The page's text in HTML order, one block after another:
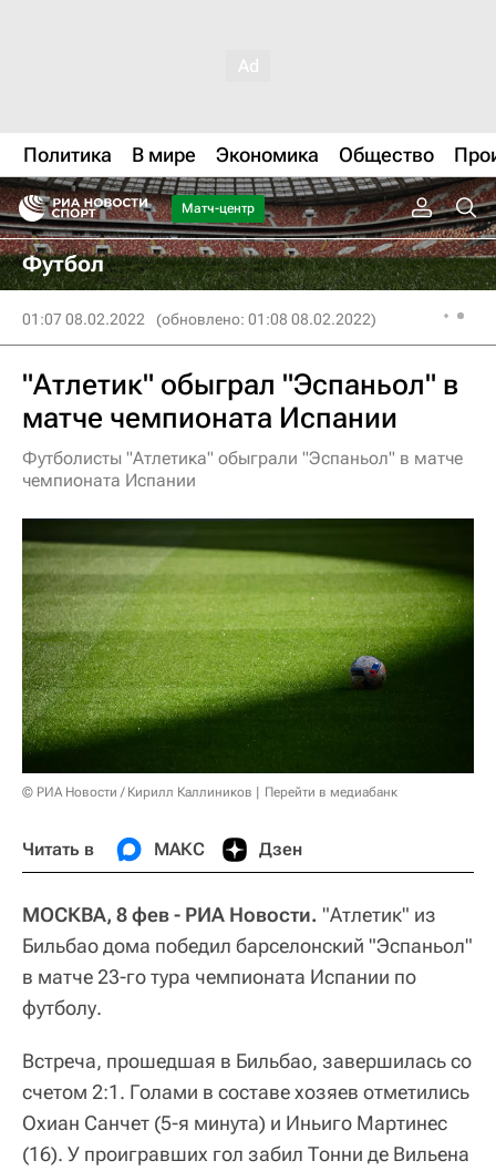
Политика В мире Экономика Общество
Матч-центр
Футбол
01:07 08.02.2022 (обновлено: 01:08 08.02.2022)
"Атлетик" обыграл "Эспаньол" в
матче чемпионата Испании
Футболисты "Атлетика" обыграли "Эспаньол" в матче
чемпионата Испании
© РИА Новости / Кирилл Каллиников Перейти в медиабанк
Читать в МАКС Дзен
МОСКВА, 8 фев - РИА Новости. "Атлетик" из
Бильбао дома победил барселонский "Эспаньол"
в матче 23-го тура чемпионата Испании по
футболу.
Встреча, прошедшая в Бильбао, завершилась со
счетом 2:1. Голами в составе хозяев отметились
Охиан Санчет (5-я минута) и Иньиго Мартинес
(16). У проигравших гол забил Тонни де Вильена